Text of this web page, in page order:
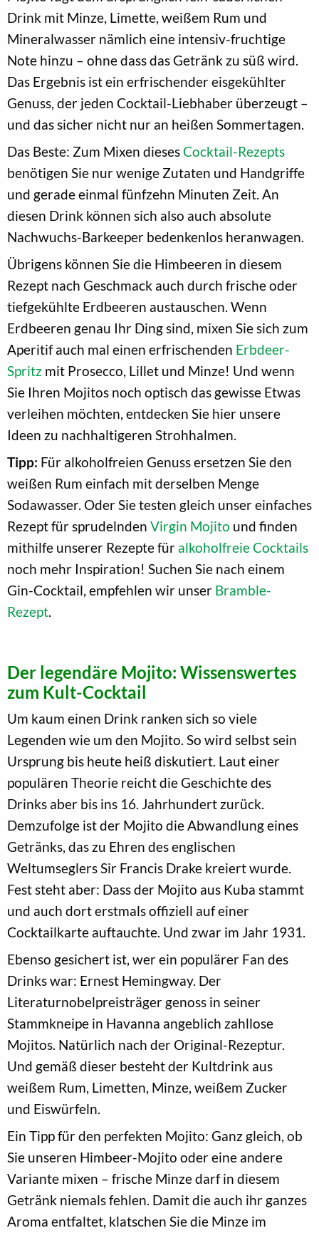
Drink mit Minze, Limette, weißem Rum und
Mineralwasser nämlich eine intensiv-fruchtige
Note hinzu – ohne dass das Getränk zu süß wird.
Das Ergebnis ist ein erfrischender eisgekühlter
Genuss, der jeden Cocktail-Liebhaber überzeugt –
und das sicher nicht nur an heißen Sommertagen.
Das Beste: Zum Mixen diesesCocktail-Rezepts
benötigen Sie nur wenige Zutaten und Handgriffe
und gerade einmal fünfzehn Minuten Zeit. An
diesen Drink können sich also auch absolute
Nachwuchs-Barkeeper bedenkenlos heranwagen.
Übrigens können Sie die Himbeeren in diesem
Rezept nach Geschmack auch durch frische oder
tiefgekühlte Erdbeeren austauschen. Wenn
Erdbeeren genau Ihr Ding sind, mixen Sie sich zum
Aperitif auch mal einen erfrischenden Erbdeer-
Spritz mit Prosecco, Lillet und Minze! Und wenn
Sie Ihren Mojitos noch optisch das gewisse Etwas
verleihen möchten, entdecken Sie hier unsere
Ideen zu nachhaltigeren Strohhalmen.
Tipp: Für alkoholfreien Genuss ersetzen Sie den
weißen Rum einfach mit derselben Menge
Sodawasser. Oder Sie testen gleich unser einfaches
Rezept für sprudelnden Virgin Mojito und finden
mithilfe unserer Rezepte für alkoholfreie Cocktails
noch mehr Inspiration! Suchen Sie nach einem
Gin-Cocktail, empfehlen wir unser Bramble-
Rezept.
Der legendäre Mojito: Wissenswertes
zum Kult-Cocktail
Um kaum einen Drink ranken sich so viele
Legenden wie um den Mojito. So wird selbst sein
Ursprung bis heute heiß diskutiert. Laut einer
populären Theorie reicht die Geschichte des
Drinks aber bis ins 16. Jahrhundert zurück.
Demzufolge ist der Mojito die Abwandlung eines
Getränks, das zu Ehren des englischen
Weltumseglers Sir Francis Drake kreiert wurde.
Fest steht aber: Dass der Mojito aus Kuba stammt
und auch dort erstmals offiziell auf einer
Cocktailkarte auftauchte. Und zwar im Jahr 1931.
Ebenso gesichert ist, wer ein populärer Fan des
Drinks war: Ernest Hemingway. Der
Literaturnobelpreisträger genoss in seiner
Stammkneipe in Havanna angeblich zahllose
Mojitos. Natürlich nach der Original-Rezeptur.
Und gemäß dieser besteht der Kultdrink aus
weißem Rum, Limetten, Minze, weißem Zucker
und Eiswürfeln.
Ein Tipp für den perfekten Mojito: Ganz gleich, ob
Sie unseren Himbeer-Mojito oder eine andere
Variante mixen – frische Minze darf in diesem
Getränk niemals fehlen. Damit die auch ihr ganzes
Aroma entfaltet, klatschen Sie die Minze im